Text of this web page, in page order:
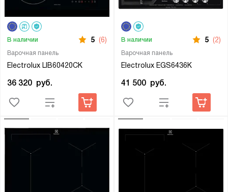
Варочная панель
Electrolux LIB60420CK
В наличии 5 (6)
36 320 руб.
Варочная панель
Electrolux EGS6436K
В наличии 5 (2)
41 500 руб.